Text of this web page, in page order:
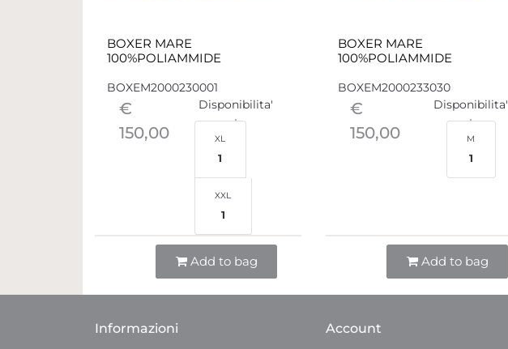
BOXER MARE
100%POLIAMMIDE
BOXEM2000230001
€
150,00
Disponibilita'
XL
1
XXL
1
Add to bag
BOXER MARE
100%POLIAMMIDE
BOXEM2000233030
€
150,00
Disponibilita'
M
1
Add to bag
Informazioni Account